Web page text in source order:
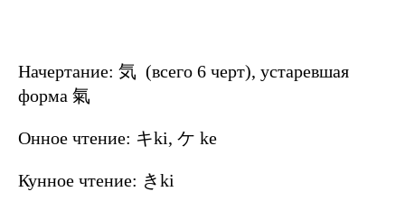
Начертание: 気 (всего 6 черт), устаревшая
форма 氣
Онное чтение: キki, ケ ke
Кунное чтение: きki